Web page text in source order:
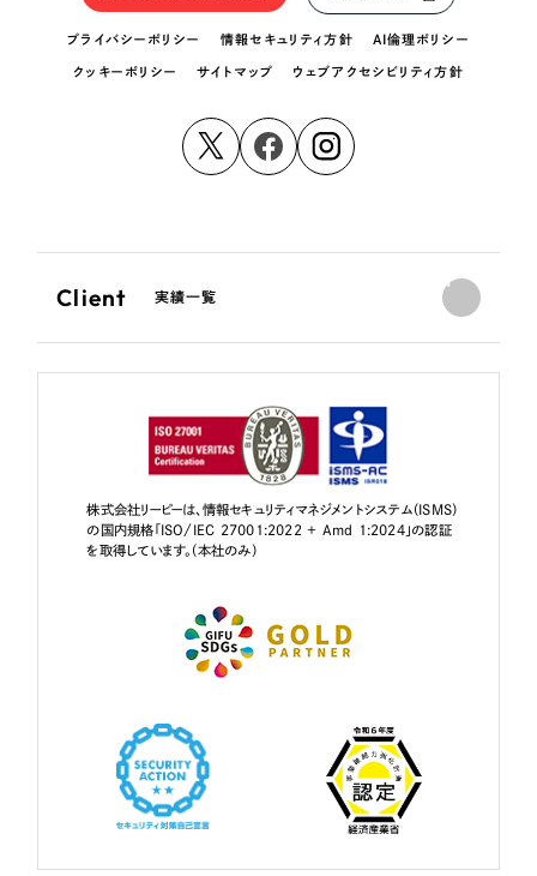
プライバシーポリシー 情報セキュリティ方針 AI倫理ポリシー
クッキーポリシー サイトマップ ウェブアクセシビリティ方針
Client 実績一覧
株式会社リーピーは、情報セキュリティマネジメントシステム（ISMS）
の国内規格「ISO/IEC 27001:2022 + Amd 1:2024」の認証
を取得しています。（本社のみ）